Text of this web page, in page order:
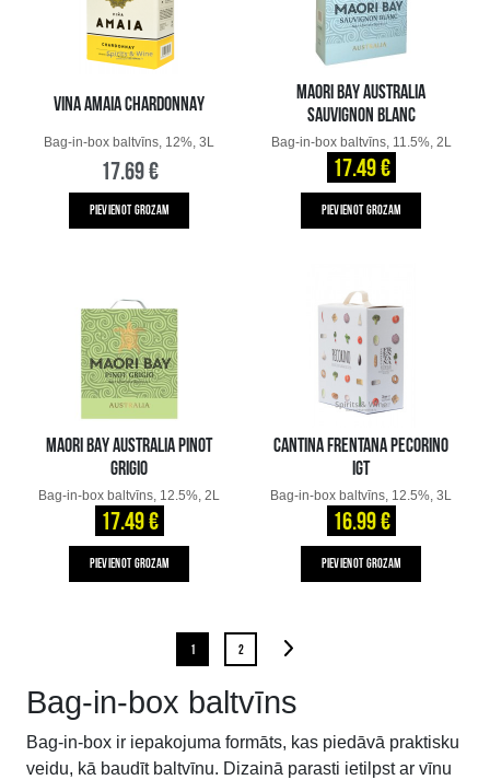
VINA AMAIA CHARDONNAY
Bag-in-box baltvīns, 12%, 3L
17.69 €
PIEVIENOT GROZAM
MAORI BAY AUSTRALIA
SAUVIGNON BLANC
Bag-in-box baltvīns, 11.5%, 2L
17.49 €
PIEVIENOT GROZAM
MAORI BAY AUSTRALIA PINOT
GRIGIO
Bag-in-box baltvīns, 12.5%, 2L
17.49 €
PIEVIENOT GROZAM
CANTINA FRENTANA PECORINO
IGT
Bag-in-box baltvīns, 12.5%, 3L
16.99 €
PIEVIENOT GROZAM
1 2
Bag-in-box baltvīns
Bag-in-box ir iepakojuma formāts, kas piedāvā praktisku
veidu, kā baudīt baltvīnu. Dizainā parasti ietilpst ar vīnu